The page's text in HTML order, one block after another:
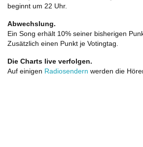
beginnt um 22 Uhr.
Abwechslung.
Ein Song erhält 10% seiner bisherigen
Zusätzlich einen Punkt je Votingtag.
Die Charts live verfolgen.
Auf einigen Radiosendern werden die